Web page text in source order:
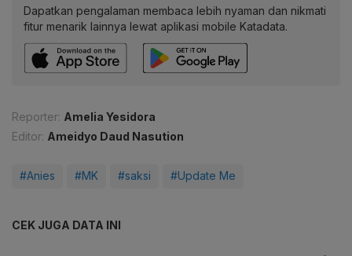
Dapatkan pengalaman membaca lebih nyaman dan nikmati
fitur menarik lainnya lewat aplikasi mobile Katadata.
Reporter: Amelia Yesidora
Editor: Ameidyo Daud Nasution
#Anies #MK #saksi #Update Me
CEK JUGA DATA INI